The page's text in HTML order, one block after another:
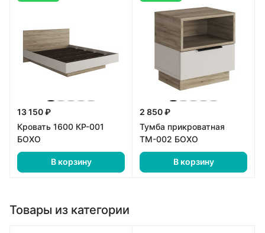
13 150 ₽
Кровать 1600 КР-001
БОХО
В корзину
2 850 ₽
Тумба прикроватная
ТМ-002 БОХО
В корзину
Товары из категории